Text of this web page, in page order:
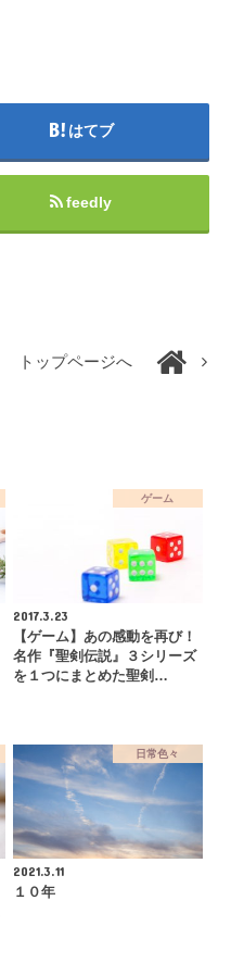
はてブ
feedly
トップページへ
ゲーム
2017.3.23
【ゲーム】あの感動を再び！
名作『聖剣伝説』３シリーズ
を１つにまとめた聖剣…
日常色々
2021.3.11
１０年